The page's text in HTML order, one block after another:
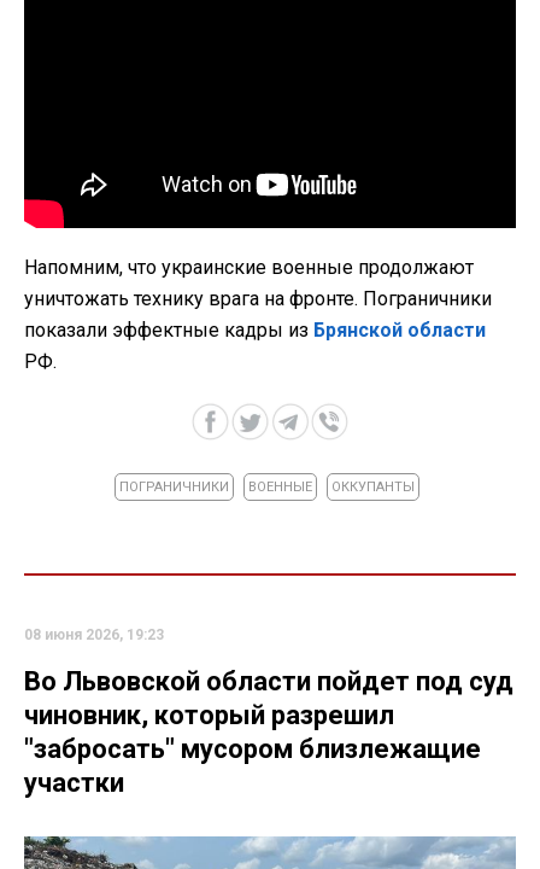
Напомним, что украинские военные продолжают
уничтожать технику врага на фронте. Пограничники
показали эффектные кадры из Брянской области
РФ.
ПОГРАНИЧНИКИ ВОЕННЫЕ ОККУПАНТЫ
08 июня 2026, 19:23
Во Львовской области пойдет под суд
чиновник, который разрешил
"забросать" мусором близлежащие
участки